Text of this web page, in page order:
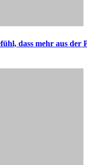
dass mehr aus der